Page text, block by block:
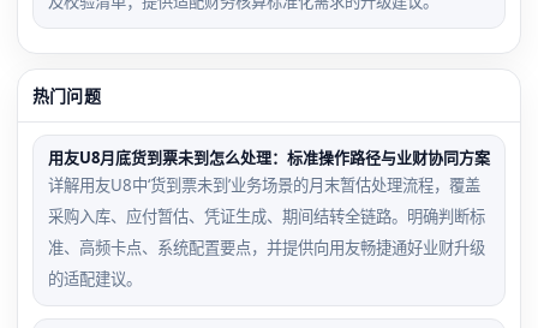
热门问题
用友U8月底货到票未到怎么处理：标准操作路径与业财协同方案
详解用友U8中‘货到票未到’业务场景的月末暂估处理流程，覆盖
采购入库、应付暂估、凭证生成、期间结转全链路。明确判断标
准、高频卡点、系统配置要点，并提供向用友畅捷通好业财升级
的适配建议。